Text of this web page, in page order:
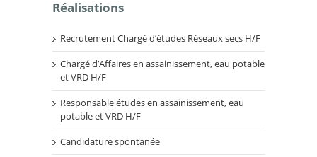
Réalisations
Recrutement Chargé d’études Réseaux secs H/F
Chargé d’Affaires en assainissement, eau potable
et VRD H/F
Responsable études en assainissement, eau
potable et VRD H/F
Candidature spontanée